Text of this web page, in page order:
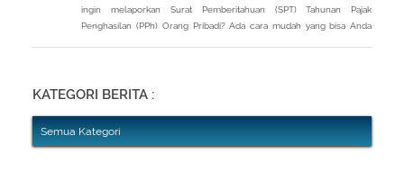
ingin melaporkan Surat Pemberitahuan (SPT) Tahunan Pajak
Penghasilan (PPh) Orang Pribadi? Ada cara mudah yang bisa Anda
suami atau istri
KATEGORI BERITA :
Semua Kategori